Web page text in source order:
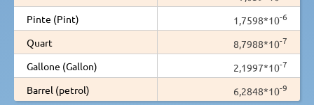
Pinte (Pint) 1,7598*10-6
Quart 8,7988*10-7
Gallone (Gallon) 2,1997*10-7
Barrel (petrol) 6,2848*10-9